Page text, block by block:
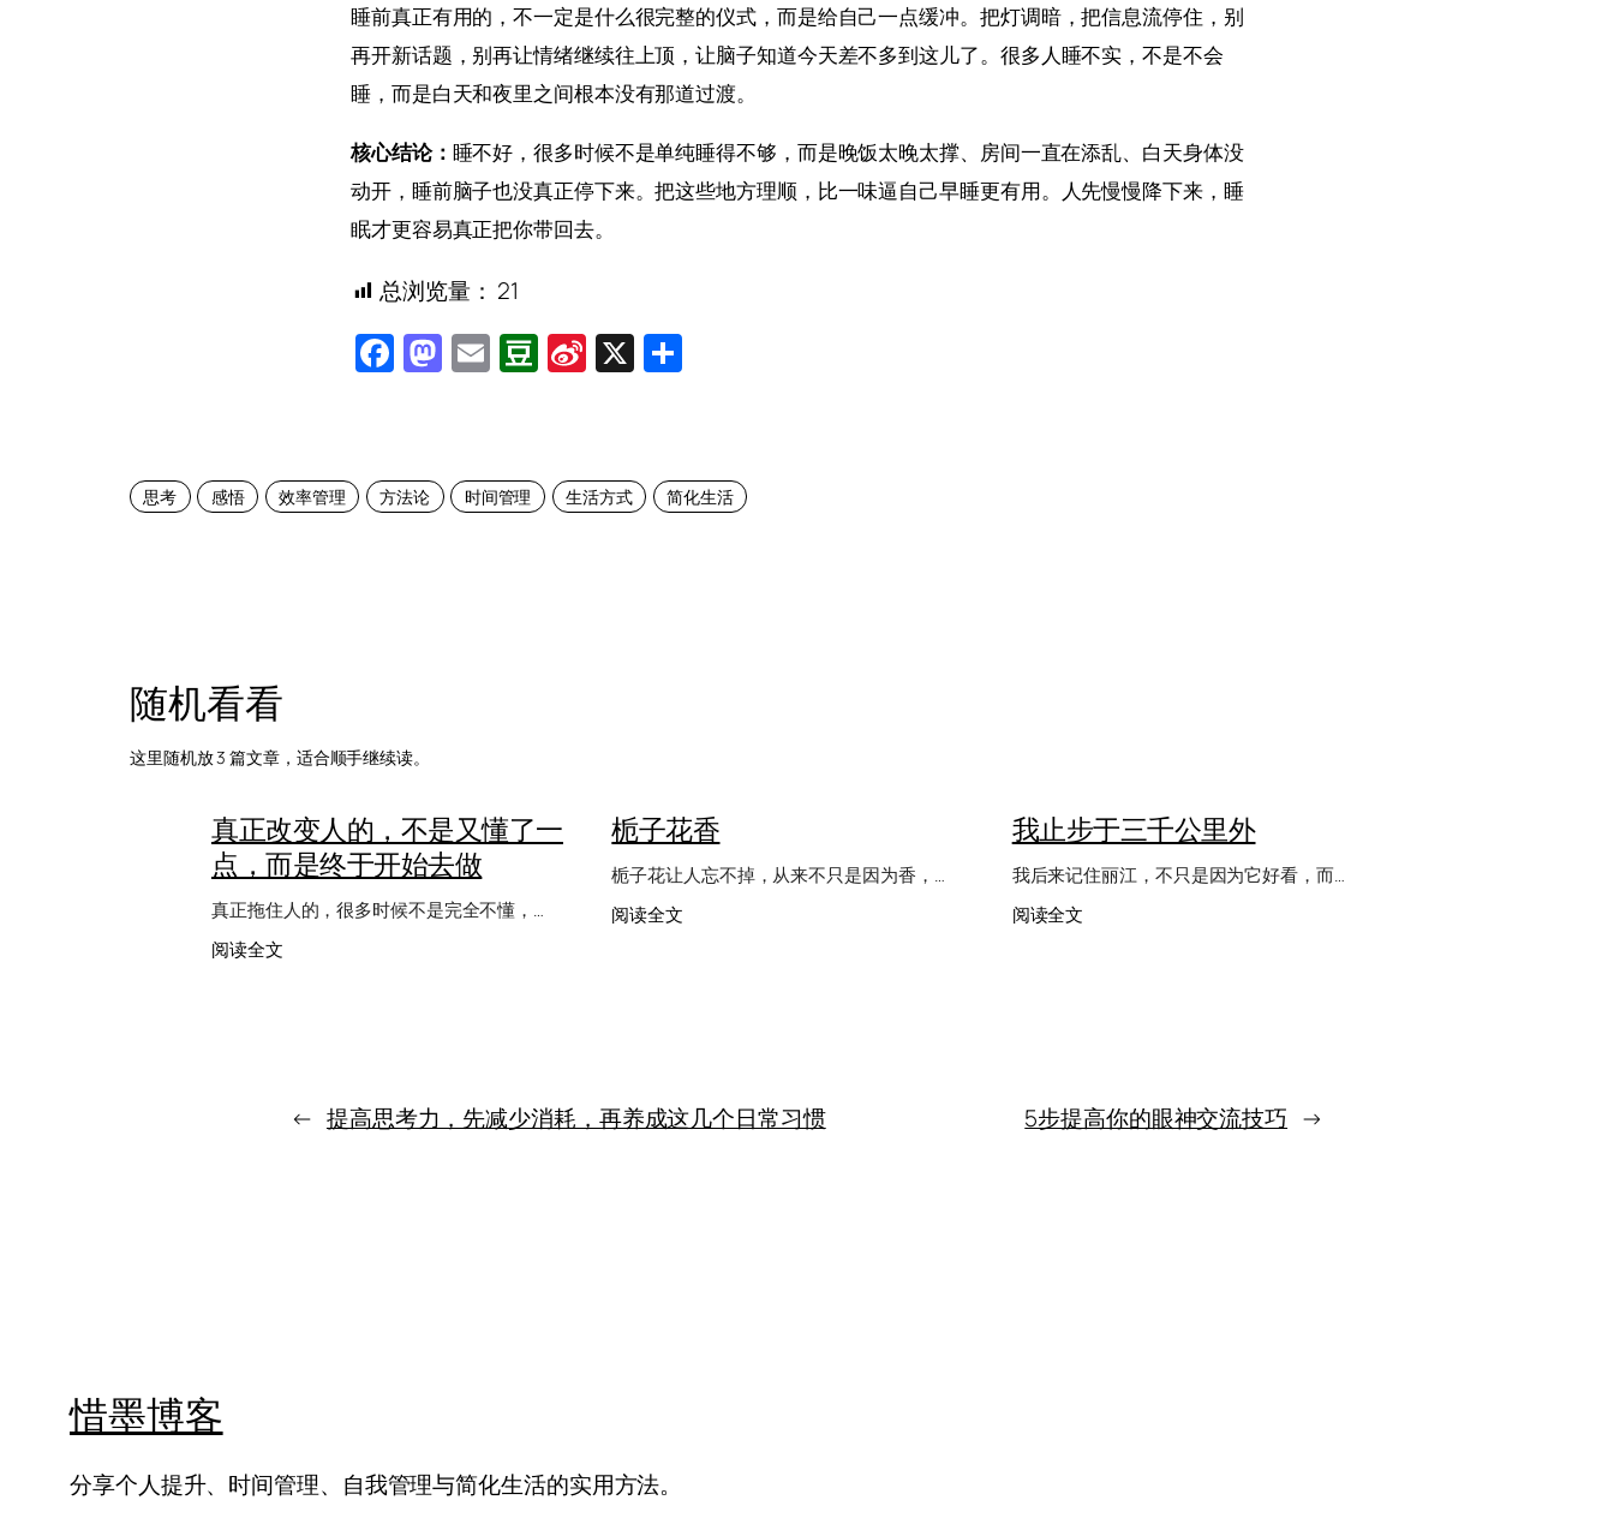
睡前真正有用的，不一定是什么很完整的仪式，而是给自己一点缓冲。把灯调暗，把信息流停住，别
再开新话题，别再让情绪继续往上顶，让脑子知道今天差不多到这儿了。很多人睡不实，不是不会
睡，而是白天和夜里之间根本没有那道过渡。
核心结论： 睡不好，很多时候不是单纯睡得不够，而是晚饭太晚太撑、房间一直在添乱、白天身体没
动开，睡前脑子也没真正停下来。把这些地方理顺，比一味逼自己早睡更有用。人先慢慢降下来，睡
眠才更容易真正把你带回去。
总浏览量： 21
Facebook
Mastodon
EmailDouban
Sina
X
思考 感悟 效率管理 方法论 时间管理 生活方式 简化生活
随机看看
这里随机放 3 篇文章，适合顺手继续读。
真正改变人的，不是又懂了一
点，而是终于开始去做
真正拖住人的，很多时候不是完全不懂，…
阅读全文：
不
栀子花香
栀子花让人忘不掉，从来不只是因为香，…
阅读全文：
我止步于三千公里外
我后来记住丽江，不只是因为它好看，而…
阅读全文
里
外
← 提高思考力，先减少消耗，再养成这几个日常习惯 5步提高你的眼神交流技巧 →
惜墨博客
分享个人提升、时间管理、自我管理与简化生活的实用方法。